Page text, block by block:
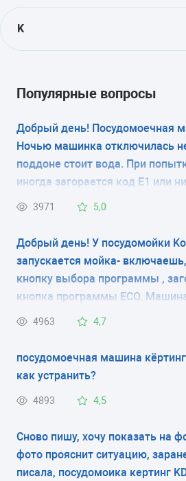
K
KDF 2050 W
KDF 2095 W
KDF 45150
KDF 60150
KDI 45165
KDI
Популярные вопросы
Добрый день! Посудомоечная
Ночью машинка отключилась
поддоне стоит вода. При
иногда загорается код E1 или
Машинка не включается и вода
3971 5,0
Добрый день! У посудомойки
запускается мойка-
кнопку выбора программы ,
кнопка программы ECO.
не дает переключить на другую
4963 4,7
посудомоечная машина
как устранить?
4893 4,5
Сново пишу, хочу показать на
фото прояснит ситуацию,
писала, посудомоика кертинг